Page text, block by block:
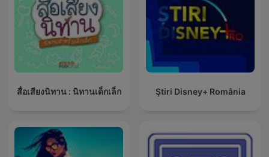
สื่อเสียงนิทาน : นิทานเด็กเล็ก Ştiri Disney+ România